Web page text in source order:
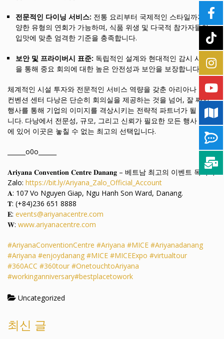
전문적인 다이닝 서비스: 전통 요리부터 국제적인 스타일까지 다
양한 유형의 연회가 가능하며, 식품 위생 및 다국적 참가자들의
입맛에 맞춘 엄격한 기준을 충족합니다.
보안 및 프라이버시 표준: 독립적인 설계와 현대적인 감시 시스템
을 통해 중요 회의에 대한 높은 안전성과 보안을 보장합니다.
체계적인 시설 투자와 전문적인 서비스 역량을 갖춘 아리아나 국제
컨벤션 센터 다낭은 단순히 회의실을 제공하는 것을 넘어, 잘 짜인
행사를 통해 기업의 이미지를 격상시키는 전략적 파트너가 될 것입
니다. 다낭에서 전문성, 규모, 그리고 신뢰가 필요한 모든 행사 계획
에 있어 이곳은 놓칠 수 없는 최고의 선택입니다.
______o0o______
𝐀𝐫𝐢𝐲𝐚𝐧𝐚 𝐂𝐨𝐧𝐯𝐞𝐧𝐭𝐢𝐨𝐧 𝐂𝐞𝐧𝐭𝐫𝐞 𝐃𝐚𝐧𝐚𝐧𝐠 – 베트남 최고의 이벤트 목적지
Zalo: https://bit.ly/Ariyana_Zalo_Official_Account
𝐀: 107 Vo Nguyen Giap, Ngu Hanh Son Ward, Danang.
𝐓: (+84)236 651 8888
𝐄: events@ariyanacentre.com
𝐖: www.ariyanacentre.com
#AriyanaConventionCentre #Ariyana #MICE #Ariyanadanang
#Ariyana #enjoydanang #MICE #MICEExpo #virtualtour
#360ACC #360tour #OnetouchtoAriyana
#workinganniversary#bestplacetowork
Uncategorized
최신 글